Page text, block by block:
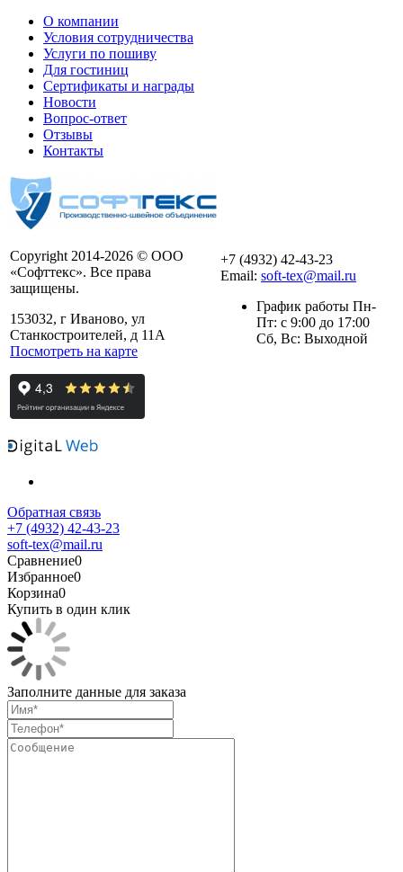
О компании
Условия сотрудничества
Услуги по пошиву
Для гостиниц
Сертификаты и награды
Новости
Вопрос-ответ
Отзывы
Контакты
Copyright 2014-2026 © ООО
«Софттекс». Все права
защищены.
153032, г Иваново, ул
Станкостроителей, д 11А
Посмотреть на карте
+7 (4932) 42-43-23
Email: soft-tex@mail.ru
График работы Пн-
Пт: с 9:00 до 17:00
Сб, Вс: Выходной
Обратная связь
+7 (4932) 42-43-23
soft-tex@mail.ru
Сравнение0
Избранное0
Корзина0
Купить в один клик
Заполните данные для заказа